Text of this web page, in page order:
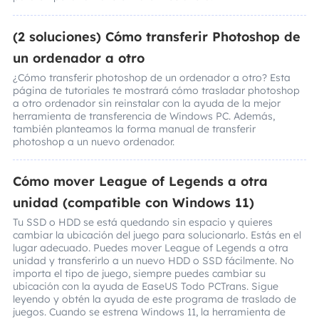
(2 soluciones) Cómo transferir Photoshop de
un ordenador a otro
¿Cómo transferir photoshop de un ordenador a otro? Esta
página de tutoriales te mostrará cómo trasladar photoshop
a otro ordenador sin reinstalar con la ayuda de la mejor
herramienta de transferencia de Windows PC. Además,
también planteamos la forma manual de transferir
photoshop a un nuevo ordenador.
Cómo mover League of Legends a otra
unidad (compatible con Windows 11)
Tu SSD o HDD se está quedando sin espacio y quieres
cambiar la ubicación del juego para solucionarlo. Estás en el
lugar adecuado. Puedes mover League of Legends a otra
unidad y transferirlo a un nuevo HDD o SSD fácilmente. No
importa el tipo de juego, siempre puedes cambiar su
ubicación con la ayuda de EaseUS Todo PCTrans. Sigue
leyendo y obtén la ayuda de este programa de traslado de
juegos. Cuando se estrena Windows 11, la herramienta de